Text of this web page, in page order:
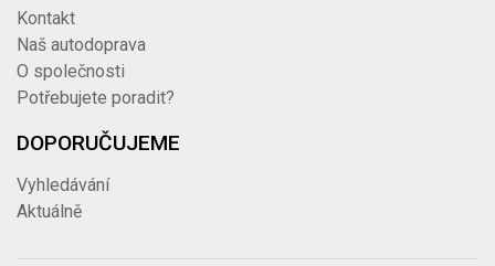
Kontakt
Naš autodoprava
O společnosti
Potřebujete poradit?
DOPORUČUJEME
Vyhledávání
Aktuálně